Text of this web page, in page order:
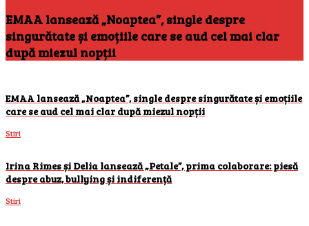
EMAA lansează „Noaptea”, single despre
singurătate și emoțiile care se aud cel mai clar
după miezul nopții
EMAA lansează „Noaptea”, single despre singurătate și emoțiile
care se aud cel mai clar după miezul nopții
Stiri
Irina Rimes și Delia lansează „Petale”, prima colaborare: piesă
despre abuz, bullying și indiferență
Stiri